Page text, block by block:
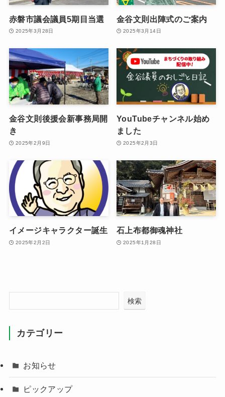
赤磐市議会議員5期目当選
2025年3月28日
金谷文則出陣式のご案内
2025年3月14日
金谷文則後援会新事務局開
き
2025年2月9日
YouTubeチャンネル始め
ました
2025年2月3日
イメージキャラクター誕生
2025年2月2日
石上布都御魂神社
2025年1月28日
検索
カテゴリー
お知らせ
ピックアップ